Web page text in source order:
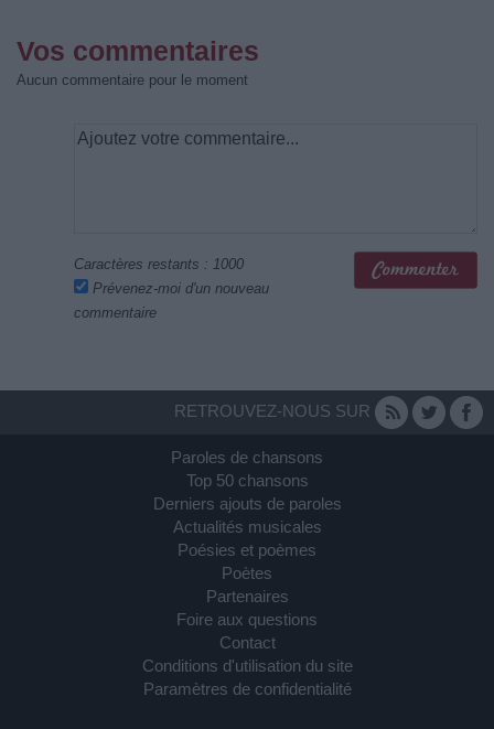
Vos commentaires
Aucun commentaire pour le moment
Caractères restants : 1000
Prévenez-moi d'un nouveau
commentaire
RETROUVEZ-NOUS SUR
Paroles de chansons
Top 50 chansons
Derniers ajouts de paroles
Actualités musicales
Poésies et poèmes
Poètes
Partenaires
Foire aux questions
Contact
Conditions d'utilisation du site
Paramètres de confidentialité